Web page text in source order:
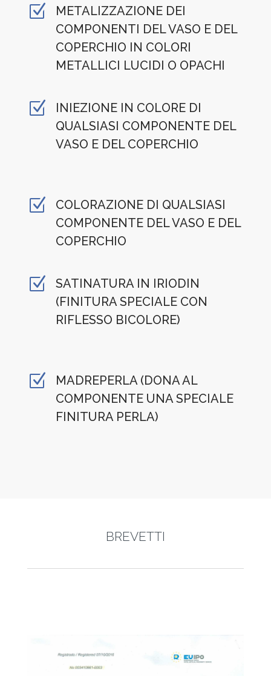
Z
METALIZZAZIONE DEI
COMPONENTI DEL VASO E DEL
COPERCHIO IN COLORI
METALLICI LUCIDI O OPACHI
Z
INIEZIONE IN COLORE DI
QUALSIASI COMPONENTE DEL
VASO E DEL COPERCHIO
Z
COLORAZIONE DI QUALSIASI
COMPONENTE DEL VASO E DEL
COPERCHIO
Z
SATINATURA IN IRIODIN
(FINITURA SPECIALE CON
RIFLESSO BICOLORE)
Z
MADREPERLA (DONA AL
COMPONENTE UNA SPECIALE
FINITURA PERLA)
BREVETTI